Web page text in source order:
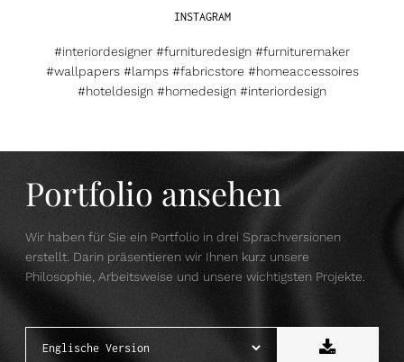
INSTAGRAM
#interiordesigner #furnituredesign #furnituremaker
#wallpapers #lamps #fabricstore #homeaccessoires
#hoteldesign #homedesign #interiordesign
Portfolio ansehen
Wir haben für Sie ein Portfolio in drei Sprachversionen
erstellt. Darin präsentieren wir Ihnen kurz unsere
Philosophie, Arbeitsweise und unsere wichtigsten Projekte.